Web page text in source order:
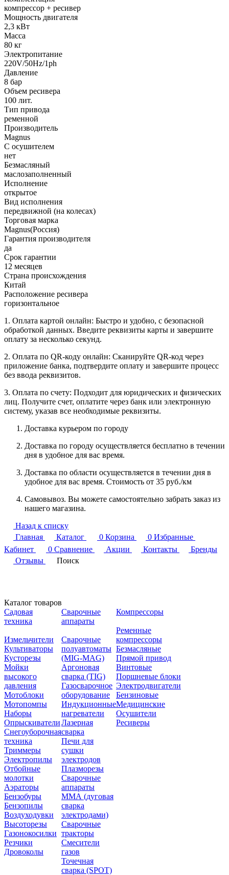
компрессор + ресивер
Мощность двигателя
2,3 кВт
Масса
80 кг
Электропитание
220V/50Hz/1ph
Давление
8 бар
Объем ресивера
100 лит.
Тип привода
ременной
Производитель
Magnus
С осушителем
нет
Безмасляный
маслозаполненный
Исполнение
открытое
Вид исполнения
передвижной (на колесах)
Торговая марка
Magnus(Россия)
Гарантия производителя
да
Срок гарантии
12 месяцев
Страна происхождения
Китай
Расположение ресивера
горизонтальное
1. Оплата картой онлайн: Быстро и удобно, с безопасной
обработкой данных. Введите реквизиты карты и завершите
оплату за несколько секунд.
2. Оплата по QR-коду онлайн: Сканируйте QR-код через
приложение банка, подтвердите оплату и завершите процесс
без ввода реквизитов.
3. Оплата по счету: Подходит для юридических и физических
лиц. Получите счет, оплатите через банк или электронную
систему, указав все необходимые реквизиты.
Доставка курьером по городу
Доставка по городу осуществляется бесплатно в течении
дня в удобное для вас время.
Доставка по области осуществляется в течении дня в
удобное для вас время. Стоимость от 35 руб./км
Самовывоз. Вы можете самостоятельно забрать заказ из
нашего магазина.
Назад к списку
Главная
Каталог 0 Корзина 0 Избранные
Кабинет
0 Сравнение Акции Контакты
Бренды
Отзывы
Поиск
Каталог товаров
Садовая
техника
Измельчители
Культиваторы
Кусторезы
Мойки
высокого
давления
Мотоблоки
Мотопомпы
Наборы
Опрыскиватели
Снегоуборочная
техника
Триммеры
Электропилы
Отбойные
молотки
Аэраторы
Бензобуры
Бензопилы
Воздуходувки
Высоторезы
Газонокосилки
Резчики
Дровоколы
Сварочные
аппараты
Сварочные
полуавтоматы
(MIG-MAG)
Аргоновая
сварка (TIG)
Газосварочное
оборудование
Индукционные
нагреватели
Лазерная
сварка
Печи для
сушки
электродов
Плазморезы
Сварочные
аппараты
ММА (дуговая
сварка
электродами)
Сварочные
тракторы
Смесители
газов
Точечная
сварка (SPOT)
Компрессоры
Ременные
компрессоры
Безмасляные
Прямой привод
Винтовые
Поршневые блоки
Электродвигатели
Бензиновые
Медицинские
Осушители
Ресиверы